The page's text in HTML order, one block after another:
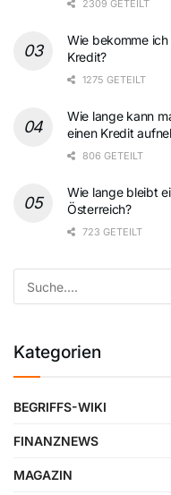
2309 GETEILT
Wie bekomme
Kredit?
1275 GETEILT
Wie lange kann
einen Kredit
806 GETEILT
Wie lange bleibt
Österreich?
723 GETEILT
Kategorien
BEGRIFFS-WIKI
FINANZNEWS
MAGAZIN